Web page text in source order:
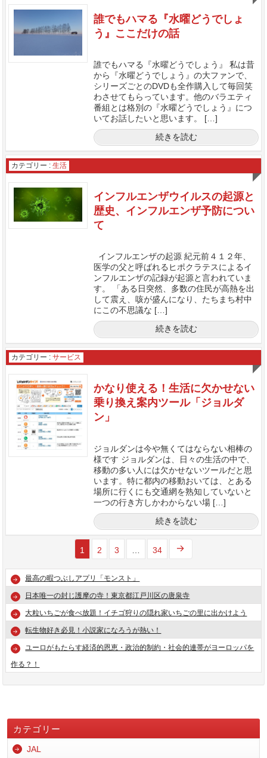
誰でもハマる『水曜どうでしょ
う』ここだけの話
誰でもハマる『水曜どうでしょう』 私は昔
から『水曜どうでしょう』の大ファンで、
シリーズごとのDVDも全作購入して毎回笑
わさせてもらっています。他のバラエティ
番組とは格別の『水曜どうでしょう』につ
いてお話したいと思います。 […]
続きを読む
カテゴリー : 生活
インフルエンザウイルスの起源と
歴史、インフルエンザ予防につい
て
インフルエンザの起源 紀元前４１２年、
医学の父と呼ばれるヒポクラテスによるイ
ンフルエンザの記録が起源と言われていま
す。 「ある日突然、多数の住民が高熱を出
して震え、咳が盛んになり、たちまち村中
にこの不思議な […]
続きを読む
カテゴリー : サービス
かなり使える！生活に欠かせない
乗り換え案内ツール「ジョルダ
ン」
ジョルダンは今や無くてはならない相棒の
様です ジョルダンは、日々の生活の中で、
移動の多い人には欠かせないツールだと思
います。特に都内の移動おいては、とある
場所に行くにも交通網を熟知していないと
一つの行き方しかわからない場 […]
続きを読む
1 2 3 34
最高の暇つぶしアプリ「モンスト」
日本唯一の封じ護摩の寺！東京都江戸川区の唐泉寺
大粒いちごが食べ放題！イチゴ狩りの隠れ家いちごの里に出かけよう
転生物好き必見！小説家になろうが熱い！
ユーロがもたらす経済的恩恵・政治的制約・社会的連帯がヨーロッパを
作る？！
カテゴリー
JAL